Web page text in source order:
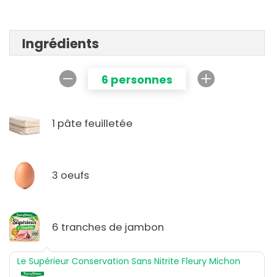
Ingrédients
6 personnes
1 pâte feuilletée
3 oeufs
6 tranches de jambon
Le Supérieur Conservation Sans Nitrite Fleury Michon